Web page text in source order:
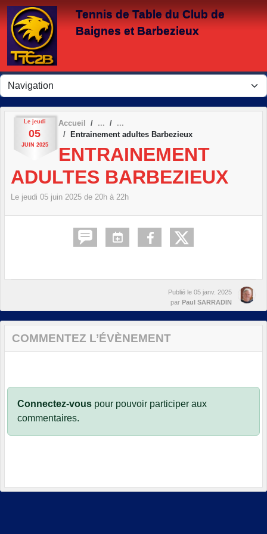
Tennis de Table du Club de
Baignes et Barbezieux
Le jeudi
05
JUIN 2025
Accueil
Entrainement adultes Barbezieux
ENTRAINEMENT
ADULTES BARBEZIEUX
Le jeudi 05 juin 2025 de 20h à 22h
Publié le 05 janv. 2025
par Paul SARRADIN
COMMENTEZ L’ÉVÈNEMENT
Connectez-vous pour pouvoir participer aux
commentaires.
Panneau de gestion des cookies